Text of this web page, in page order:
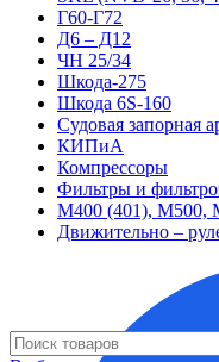
Г60-Г72
Д6 – Д12
ЧН 25/34
Шкода-275
Шкода 6S-160
Судовая запорная
КИПиА
Компрессоры
Фильтры и
М400 (401), М500,
Движительно –